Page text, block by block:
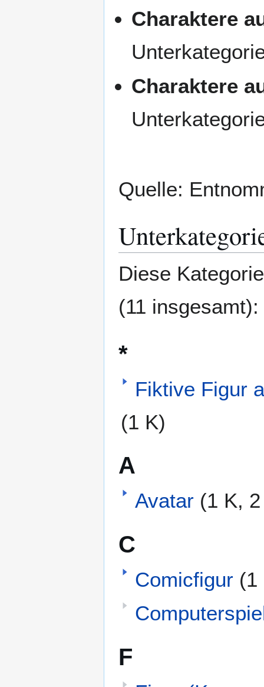
Charaktere
Charaktere
Quelle:
Diese
(11 insgesamt):
*
Fiktive Figur
(1 K)
A
Avatar (1 K,
C
Comicfigur (1
F